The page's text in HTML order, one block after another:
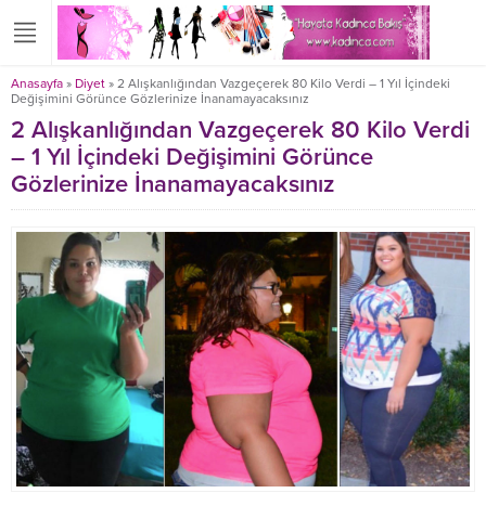
Anasayfa » Diyet » 2 Alışkanlığından Vazgeçerek 80 Kilo Verdi – 1 Yıl İçindeki
Değişimini Görünce Gözlerinize İnanamayacaksınız
2 Alışkanlığından Vazgeçerek 80 Kilo Verdi
– 1 Yıl İçindeki Değişimini Görünce
Gözlerinize İnanamayacaksınız